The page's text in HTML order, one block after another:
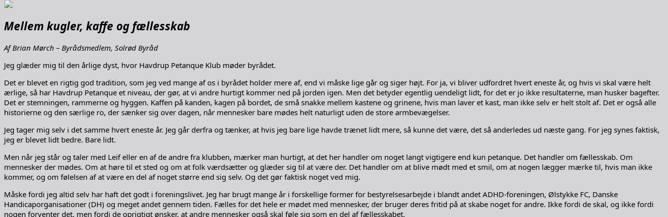
Mellem kugler, kaffe og fællesskab
Af Brian Mørch – Byrådsmedlem, Solrød Byråd
Jeg glæder mig til den årlige dyst, hvor Havdrup Petanque Klub møder byrådet.
Det er blevet en rigtig god tradition, som jeg ved mange af os i byrådet holder mere af, end vi måske lige går og siger højt. For ja, vi bliver udfordret hvert eneste år, og hvis vi skal være helt
ærlige, så har Havdrup Petanque et niveau, der gør, at vi andre hurtigt kommer ned på jorden igen. Men det betyder egentlig uendeligt lidt, for det er jo ikke resultaterne, man husker bagefter.
Det er stemningen, rammerne og hyggen. Kaffen på kanden, kagen på bordet, de små snakke mellem kastene og grinene, hvis man laver et kast, man ikke selv er helt stolt af. Det er også alle
historierne og den særlige ro, der sænker sig over dagen, når mennesker bare mødes helt naturligt uden de store armbevægelser.
Jeg tager mig selv i det samme hvert eneste år. Jeg går derfra og tænker, at hvis jeg bare lige havde trænet lidt mere, så kunne det være, det så anderledes ud næste gang. For jeg synes faktisk,
jeg er blevet lidt bedre. Bare lidt.
Men når jeg står og taler med Leif eller en af de andre fra klubben, mærker man hurtigt, at det her handler om noget langt vigtigere end kun petanque. Det handler om fællesskab. Om
mennesker der mødes. Om at høre til et sted og om at folk værdsætter og glæder sig til at være der. Det handler om at blive mødt med et smil, om at nogen lægger mærke til, hvis man ikke
kommer, og om følelsen af at være en del af noget større end sig selv. Og det gør faktisk noget ved mig.
Måske fordi jeg altid selv har haft det godt i foreningslivet. Jeg har brugt mange år i forskellige former for bestyrelsesarbejde i blandt andet ADHD-foreningen, Ølstykke FC, Danske
Handicaporganisationer (DH) og meget andet gennem tiden. Fælles for det hele er mødet med mennesker, der bruger deres fritid på at skabe noget for andre. Ikke fordi de skal, og ikke fordi
nogen forventer det, men fordi de oprigtigt ønsker, at andre mennesker også skal føle sig som en del af fællesskabet.